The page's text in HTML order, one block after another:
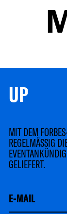
UP
MIT DEM
REGELMÄSSIG
GELIEFERT.